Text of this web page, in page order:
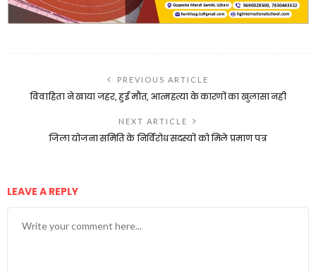
PREVIOUS ARTICLE
विवाहिता ने खाया जहर, हुई मौत, आत्महत्या के कारणों का खुलासा नही
NEXT ARTICLE
जिला योजना समिति के निर्विरोध सदस्यों को मिले प्रमाण पत्र
LEAVE A REPLY